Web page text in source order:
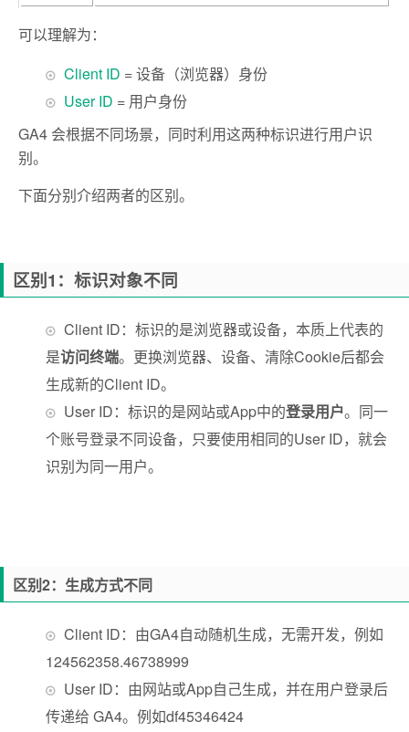
可以理解为：
Client ID = 设备（浏览器）身份
User ID = 用户身份
GA4 会根据不同场景，同时利用这两种标识进行用户识
别。
下面分别介绍两者的区别。
区别1：标识对象不同
Client ID：标识的是浏览器或设备，本质上代表的
是访问终端。更换浏览器、设备、清除Cookie后都会
生成新的Client ID。
User ID：标识的是网站或App中的登录用户。同一
个账号登录不同设备，只要使用相同的User ID，就会
识别为同一用户。
区别2：生成方式不同
Client ID：由GA4自动随机生成，无需开发，例如
124562358.46738999
User ID：由网站或App自己生成，并在用户登录后
传递给 GA4。例如df45346424